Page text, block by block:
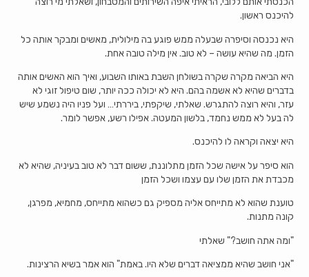
להיכנס ראשון.
היא נכנסה וסיפרה שבעלה ממש פוגע בה מילולית, מאשים ומבקר אותה כל
הזמן. מה שהיא עושה – לא טוב. אין מילה טובה אחת.
היא הביאה מקרה שקרה בשולחן השבת באותו השבוע, ואיך הוא האשים אותה
בדברים שהיא לא אשמה בהם. היא לא יכולה ככה יותר, שום טיפול זוגי לא
עזר, והיא רוצה להתגרש. שאלתי, שיקפתי, ביררתי… ועל פניו היה נשמע שיש
לה בעל לא ממש נחמד, בלשון המעטה. אפילו רשע, אפשר לומר.
היא יצאה וקראה לו להיכנס.
הוא סיפר על אישה שכל הזמן מתלוננת, ששום דבר לא טוב בעיניה, שהיא לא
מכבדת את הזמן שלו עם עצמו ושכל הזמן
טוענת שהוא לא מתייחס אליה מספיק גם כשהוא מתייחס, מחמיא, מפרגן,
קונה מתנות.
"ומה אתה חושב?" שאלתי
"אני חושב שהיא ממציאה דברים שלא היו. באמת" הוא אמר בשיא הרצינות.